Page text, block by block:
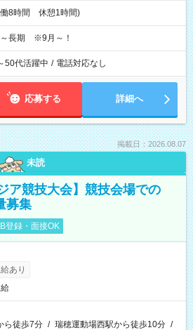
8時間 休憩1時間)
長期 ※9月～！
50代活躍中 / 電話対応なし
応募する 詳細へ
掲載日：2026.08.07
未読
ア競技大会】競技会場での
募集
登録・面接OK
あり
ら徒歩7分 / 瑞穂運動場西駅から徒歩10分 /